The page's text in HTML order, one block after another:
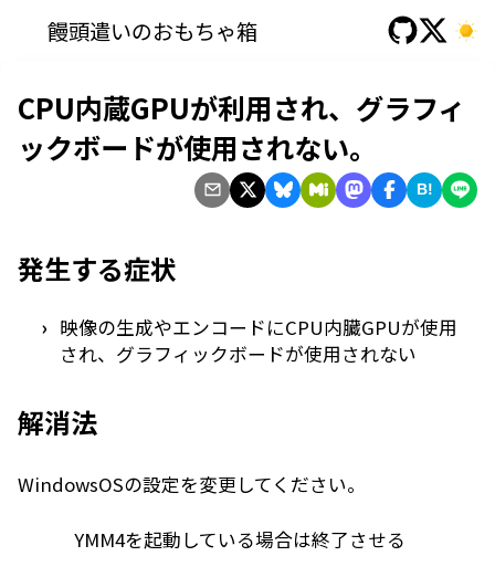
饅頭遣いのおもちゃ箱
CPU内蔵GPUが利用され、グラフィ
ックボードが使用されない。
B!
発生する症状
映像の生成やエンコードにCPU内臓GPUが使用
され、グラフィックボードが使用されない
解消法
WindowsOSの設定を変更してください。
YMM4を起動している場合は終了させる